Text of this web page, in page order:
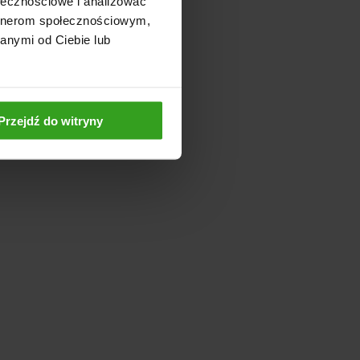
społecznościowym,
od Ciebie lub
do witryny